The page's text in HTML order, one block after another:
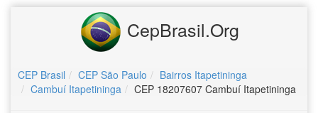
CepBrasil.Org
CEP Brasil CEP São Paulo
Bairros Itapetininga
Cambuí Itapetininga
CEP 18207607 Cambuí Itapetininga